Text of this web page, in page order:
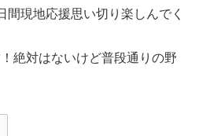
間現地応援思い切り楽しんでく
絶対はないけど普段通りの野